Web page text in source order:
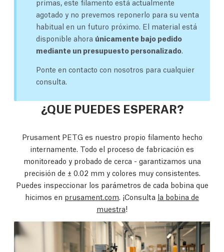
primas, este filamento está actualmente
agotado y no prevemos reponerlo para su venta
habitual en un futuro próximo. El material está
disponible ahora únicamente bajo pedido
mediante un presupuesto personalizado.
Ponte en contacto con nosotros para cualquier
consulta.
¿QUE PUEDES ESPERAR?
Prusament PETG es nuestro propio filamento hecho
internamente. Todo el proceso de fabricación es
monitoreado y probado de cerca - garantizamos una
precisión de ± 0.02 mm y colores muy consistentes.
Puedes inspeccionar los parámetros de cada bobina que
hicimos en prusament.com. ¡Consulta la bobina de
muestra!